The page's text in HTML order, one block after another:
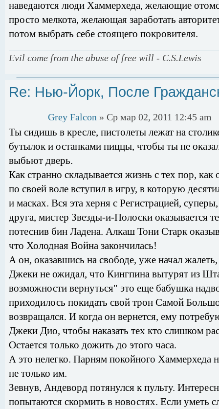
наведаются люди Хаммерхеда, желающие
просто мелкота, желающая заработать
потом выбрать себе стоящего покровителя.
Evil come from the abuse of free will - C.S.Lewis
Re: Нью-Йорк, После
Grey Falcon » Ср мар 02, 2011 12:45 am
Ты сидишь в кресле, пистолеты лежат на
бутылок и останками пиццы, чтобы ты не
выбьют дверь.
Как странно складывается жизнь с тех пор, как
по своей воле вступил в игру, в которую
и масках. Вся эта херня с Регистрацией,
друга, мистер Звезды-и-Полоски оказывается
потеснив бин Ладена. Алкаш Тони Старк
что Холодная Война закончилась!
А он, оказавшись на свободе, уже начал
Джеки не ожидал, что Кингпина вытурят из
возможности вернуться" это еще бабушка
приходилось покидать свой трон Самой
возвращался. И когда он вернется, ему
Джеки Дио, чтобы наказать тех кто слишком
Остается только дожить до этого часа.
А это нелегко. Парням покойного Хаммерхеда
не только им.
Зевнув, Андеворд потянулся к пульту.
попытаются скормить в новостях. Если уметь